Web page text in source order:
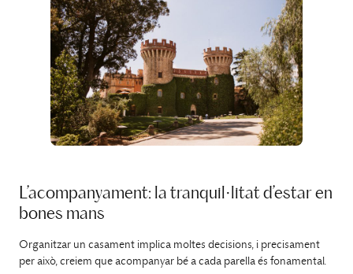
L’acompanyament: la tranquil·litat d’estar en
bones mans
Organitzar un casament implica moltes decisions, i precisament
per això, creiem que acompanyar bé a cada parella és fonamental.